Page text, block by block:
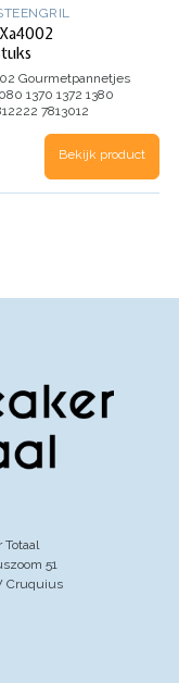
Gourmetpannetjes
1370 1372 1380
7813012
Bekijk product
Totaal
51
Cruquius